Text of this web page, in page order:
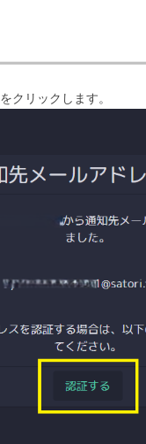
クリックします。